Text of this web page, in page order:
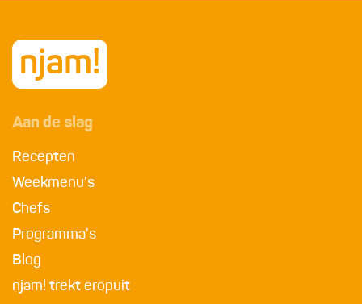
Aan de slag
Recepten
Weekmenu's
Chefs
Programma's
Blog
njam! trekt eropuit